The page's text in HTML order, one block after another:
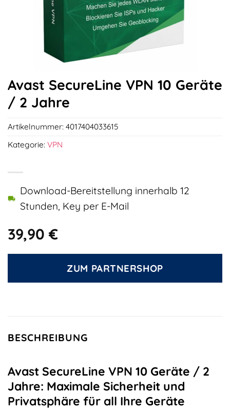
Avast SecureLine VPN 10 Geräte
/ 2 Jahre
39,90€
Download-Bereitstellung innerhalb 12
Stunden, Key per E-Mail
ZUM PARTNERSHOP
Artikelnummer: 4017404033615
Kategorie: VPN
BESCHREIBUNG
Avast SecureLine VPN 10 Geräte / 2
Jahre: Maximale Sicherheit und
Privatsphäre für all Ihre Geräte